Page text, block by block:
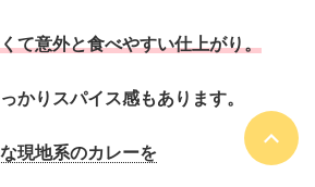
て意外と食べやすい仕上がり。
かりスパイス感もあります。
現地系のカレーを